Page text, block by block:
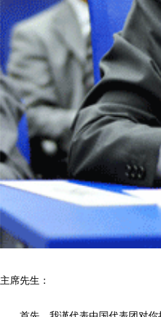
主席先生：